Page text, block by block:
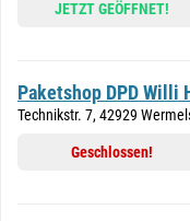
JETZT GEÖFFNET!
Paketshop DPD Willi
Technikstr. 7, 42929
Geschlossen!